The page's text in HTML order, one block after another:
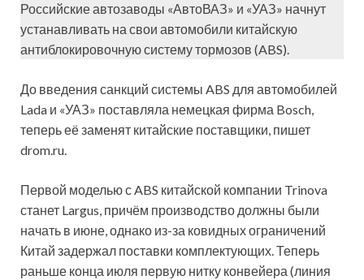
Российские автозаводы «АвтоВАЗ» и «УАЗ» начнут
устанавливать на свои автомобили китайскую
антиблокировочную систему тормозов (ABS).
До введения санкций системы ABS для автомобилей
Lada и «УАЗ» поставляла немецкая фирма Bosch,
теперь её заменят китайские поставщики, пишет
drom.ru.
Первой моделью с ABS китайской компании Trinova
станет Largus, причём производство должны были
начать в июне, однако из-за ковидных ограничений
Китай задержал поставки комплектующих. Теперь
раньше конца июля первую нитку конвейера (линия